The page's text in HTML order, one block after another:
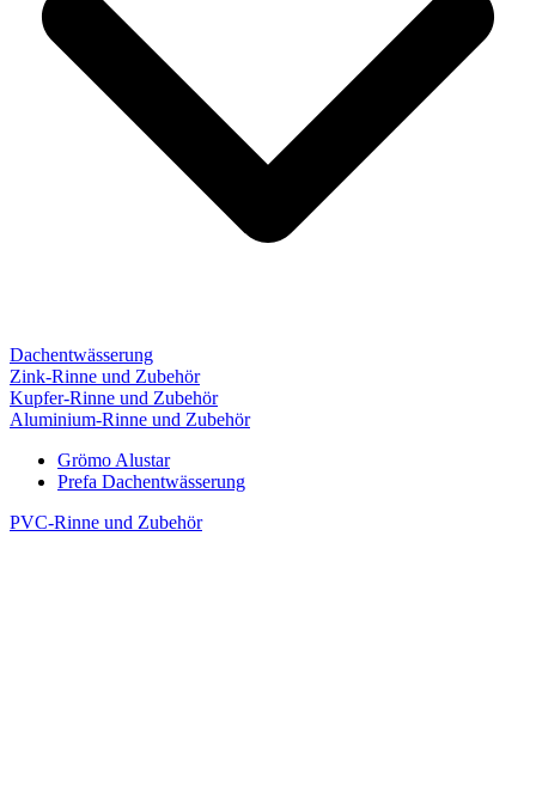
Dachentwässerung
Zink-Rinne und Zubehör
Kupfer-Rinne und Zubehör
Aluminium-Rinne und Zubehör
Grömo Alustar
Prefa Dachentwässerung
PVC-Rinne und Zubehör